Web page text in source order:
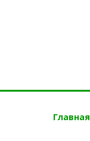
Главная